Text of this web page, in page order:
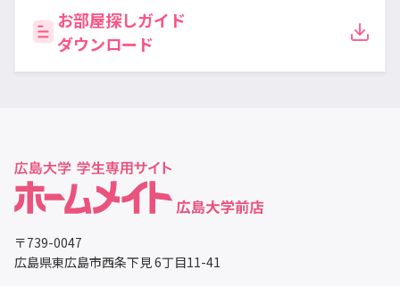
お部屋探しガイド
ダウンロード
〒739-0047
広島県東広島市西条下見 6丁目11-41